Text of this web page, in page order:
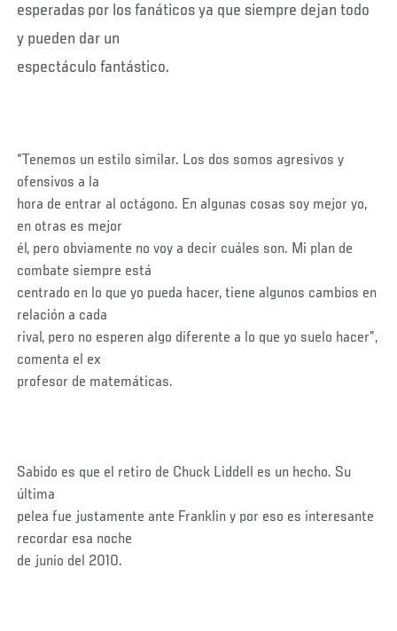
esperadas por los fanáticos ya que siempre dejan todo
y pueden dar un
espectáculo fantástico.
“Tenemos un estilo similar. Los dos somos agresivos y
ofensivos a la
hora de entrar al octágono. En algunas cosas soy mejor yo,
en otras es mejor
él, pero obviamente no voy a decir cuáles son. Mi plan de
combate siempre está
centrado en lo que yo pueda hacer, tiene algunos cambios en
relación a cada
rival, pero no esperen algo diferente a lo que yo suelo hacer”,
comenta el ex
profesor de matemáticas.
Sabido es que el retiro de Chuck Liddell es un hecho. Su
última
pelea fue justamente ante Franklin y por eso es interesante
recordar esa noche
de junio del 2010.